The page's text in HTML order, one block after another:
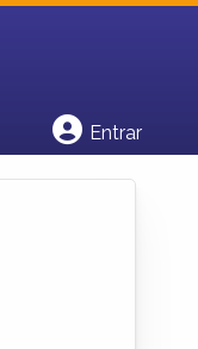
Entrar